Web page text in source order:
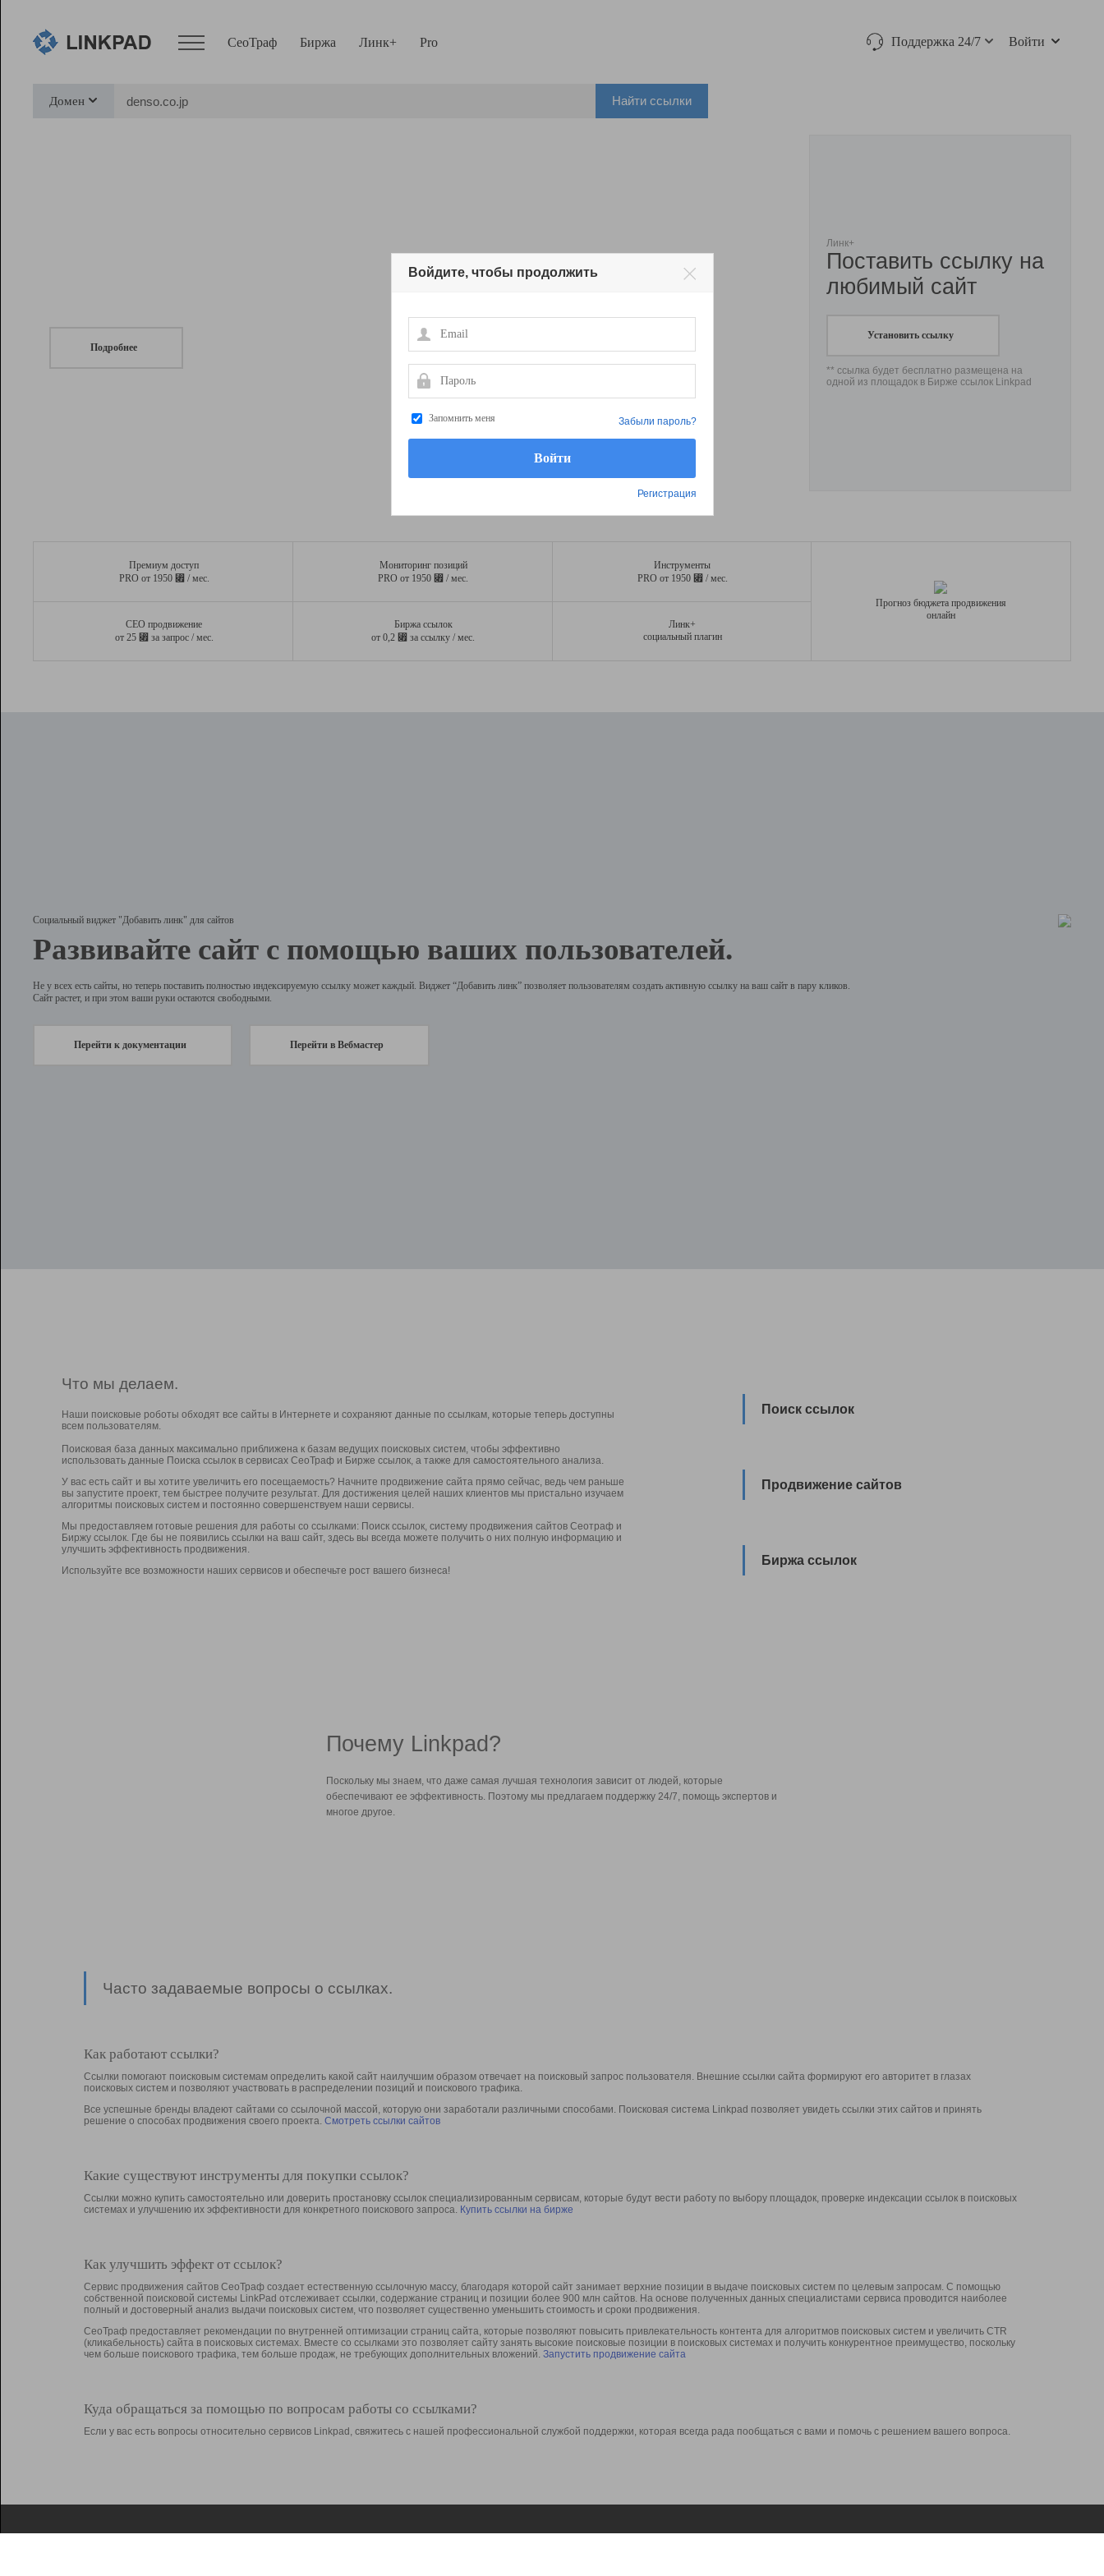
СеоТраф Биржа Линк+ Pro Поддержка 24/7 Войти
Домен Найти ссылки
Подробнее
Линк+
Поставить ссылку на
любимый сайт
Установить ссылку
** ссылка будет бесплатно размещена на
одной из площадок в Бирже ссылок Linkpad
Премиум доступ
PRO от 1950 ⃏ / мес.
Мониторинг позиций
PRO от 1950 ⃏ / мес.
Инструменты
PRO от 1950 ⃏ / мес.
СЕО продвижение
от 25 ⃏ за запрос / мес.
Биржа ссылок
от 0,2 ⃏ за ссылку / мес.
Линк+
социальный плагин
Прогноз бюджета продвижения
онлайн
Социальный виджет "Добавить линк" для сайтов
Развивайте сайт с помощью ваших пользователей.
Не у всех есть сайты, но теперь поставить полностью индексируемую ссылку может каждый. Виджет “Добавить линк” позволяет пользователям создать активную ссылку на ваш сайт в пару кликов.
Сайт растет, и при этом ваши руки остаются свободными.
Перейти к документации Перейти в Вебмастер
Что мы делаем.
Наши поисковые роботы обходят все сайты в Интернете и сохраняют данные по ссылкам, которые теперь доступны
всем пользователям.
Поисковая база данных максимально приближена к базам ведущих поисковых систем, чтобы эффективно
использовать данные Поиска ссылок в сервисах СеоТраф и Бирже ссылок, а также для самостоятельного анализа.
У вас есть сайт и вы хотите увеличить его посещаемость? Начните продвижение сайта прямо сейчас, ведь чем раньше
вы запустите проект, тем быстрее получите результат. Для достижения целей наших клиентов мы пристально изучаем
алгоритмы поисковых систем и постоянно совершенствуем наши сервисы.
Мы предоставляем готовые решения для работы со ссылками: Поиск ссылок, систему продвижения сайтов Сеотраф и
Биржу ссылок. Где бы не появились ссылки на ваш сайт, здесь вы всегда можете получить о них полную информацию и
улучшить эффективность продвижения.
Используйте все возможности наших сервисов и обеспечьте рост вашего бизнеса!
Поиск ссылок
Продвижение сайтов
Биржа ссылок
Почему Linkpad?
Поскольку мы знаем, что даже самая лучшая технология зависит от людей, которые
обеспечивают ее эффективность. Поэтому мы предлагаем поддержку 24/7, помощь экспертов и
многое другое.
Часто задаваемые вопросы о ссылках.
Как работают ссылки?
Ссылки помогают поисковым системам определить какой сайт наилучшим образом отвечает на поисковый запрос пользователя. Внешние ссылки сайта формируют его авторитет в глазах
поисковых систем и позволяют участвовать в раcпределении позиций и поискового трафика.
Все успешные бренды владеют сайтами со ссылочной массой, которую они заработали различными способами. Поисковая система Linkpad позволяет увидеть ссылки этих сайтов и принять
решение о способах продвижения своего проекта. Смотреть ссылки сайтов
Какие существуют инструменты для покупки ссылок?
Ссылки можно купить самостоятельно или доверить простановку ссылок специализированным сервисам, которые будут вести работу по выбору площадок, проверке индексации ссылок в поисковых
системах и улучшению их эффективности для конкретного поискового запроса. Купить ссылки на бирже
Как улучшить эффект от ссылок?
Сервис продвижения сайтов СеоТраф создает естественную ссылочную массу, благодаря которой сайт занимает верхние позиции в выдаче поисковых систем по целевым запросам. С помощью
собственной поисковой системы LinkPad отслеживает ссылки, содержание страниц и позиции более 900 млн сайтов. На основе полученных данных специалистами сервиса проводится наиболее
полный и достоверный анализ выдачи поисковых систем, что позволяет существенно уменьшить стоимость и сроки продвижения.
СеоТраф предоставляет рекомендации по внутренней оптимизации страниц сайта, которые позволяют повысить привлекательность контента для алгоритмов поисковых систем и увеличить CTR
(кликабельность) сайта в поисковых системах. Вместе со ссылками это позволяет сайту занять высокие поисковые позиции в поисковых системах и получить конкурентное преимущество, поскольку
чем больше поискового трафика, тем больше продаж, не требующих дополнительных вложений. Запустить продвижение сайта
Куда обращаться за помощью по вопросам работы со ссылками?
Если у вас есть вопросы относительно сервисов Linkpad, свяжитесь с нашей профессиональной службой поддержки, которая всегда рада пообщаться с вами и помочь с решением вашего вопроса.
Войдите, чтобы продолжить
Email
Пароль
Запомнить меня
Регистрация
Забыли пароль?